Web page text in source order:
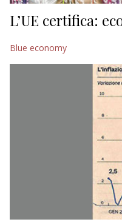
L’UE certifica:
Blue economy